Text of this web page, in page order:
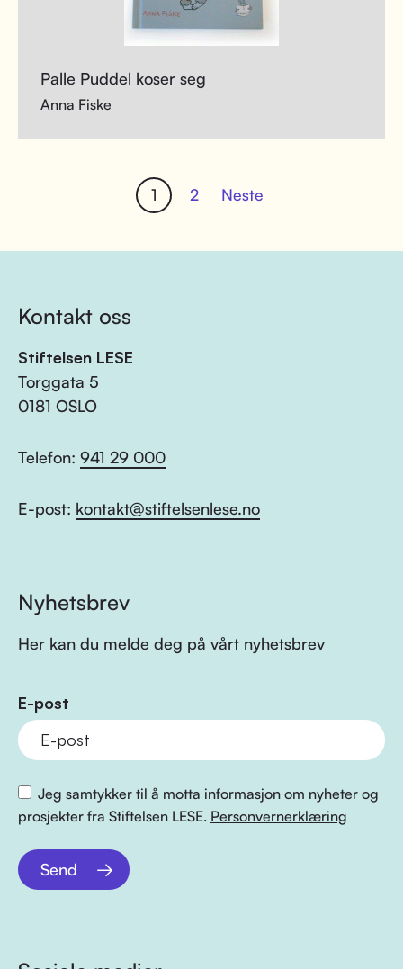
Palle Puddel koser seg
Anna Fiske
1 2 Neste
Kontakt oss
Stiftelsen LESE
Torggata 5
0181 OSLO
Telefon: 941 29 000
E-post: kontakt@stiftelsenlese.no
Nyhetsbrev
Her kan du melde deg på vårt nyhetsbrev
E-post
Jeg samtykker til å motta informasjon om nyheter og
prosjekter fra Stiftelsen LESE. Personvernerklæring
Send